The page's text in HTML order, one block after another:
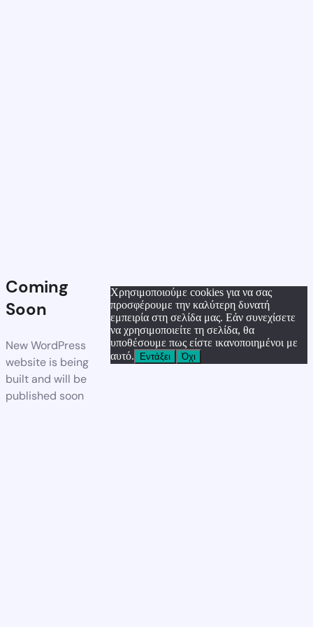
Coming
Soon
New WordPress
website is being
built and will be
published soon
Χρησιμοποιούμε cookies για να σας
προσφέρουμε την καλύτερη δυνατή
εμπειρία στη σελίδα μας. Εάν συνεχίσετε
να χρησιμοποιείτε τη σελίδα, θα
υποθέσουμε πως είστε ικανοποιημένοι με
αυτό.
Εντάξει Όχι